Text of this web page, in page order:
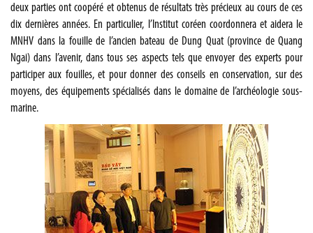
deux parties ont coopéré et obtenus de résultats très précieux au cours de ces
dix dernières années. En particulier, l’Institut coréen coordonnera et aidera le
MNHV dans la fouille de l’ancien bateau de Dung Quat (province de Quang
Ngai) dans l’avenir, dans tous ses aspects tels que envoyer des experts pour
participer aux fouilles, et pour donner des conseils en conservation, sur des
moyens, des équipements spécialisés dans le domaine de l’archéologie sous-
marine.